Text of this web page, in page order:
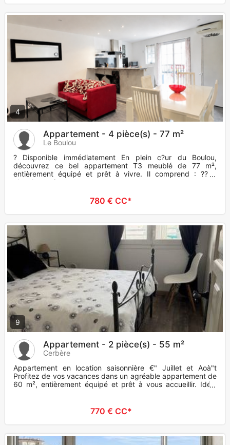
4
Appartement - 4 pièce(s) - 77 m²
Le Boulou
? Disponible immédiatement En plein c?ur du Boulou,
découvrez ce bel appartement T3 meublé de 77 m²,
entièrement équipé et prêt à vivre. Il comprend : ?? 2
chambres ; ?
780 € CC*
9
Appartement - 2 pièce(s) - 55 m²
Cerbère
Appartement en location saisonnière €" Juillet et Aoà"t
Profitez de vos vacances dans un agréable appartement de
60 m², entièrement équipé et prêt à vous accueillir. Idéal
770 € CC*